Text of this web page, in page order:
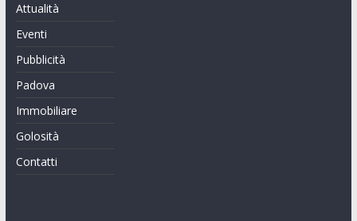
Attualità
Eventi
Pubblicità
Padova
Immobiliare
Golosità
Contatti